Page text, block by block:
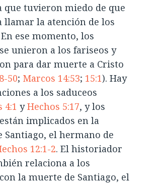
que tuvieron miedo de que
llamar la atención de los
ese momento, los
unieron a los fariseos y
para dar muerte a Cristo
50; Marcos 14:53; 15:1). Hay
a los saduceos
4:1 yHechos 5:17, y los
implicados en la
Santiago, el hermano de
12:1-2. El historiador
relaciona a los
la muerte de Santiago, el